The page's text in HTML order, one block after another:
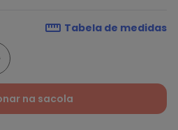
Tabela de medidas
na sacola